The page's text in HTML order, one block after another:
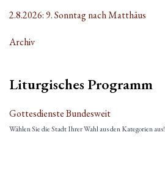
2.8.2026: 9. Sonntag nach Matthäus
Archiv
Liturgisches Programm
Gottesdienste Bundesweit
Wählen Sie die Stadt Ihrer Wahl aus den Kategorien aus!